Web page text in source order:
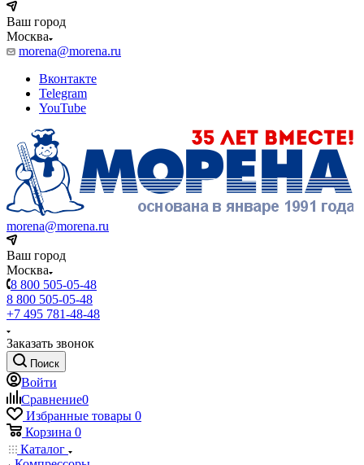
Ваш город
Москва
morena@morena.ru
Вконтакте
Telegram
YouTube
morena@morena.ru
Ваш город
Москва
8 800 505-05-48
8 800 505-05-48
+7 495 781-48-48
Заказать звонок
Поиск
Войти
Сравнение0
Избранные товары 0
Корзина 0
Каталог